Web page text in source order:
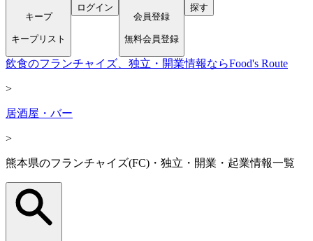
キープ
キープリスト
ログイン
会員登録
無料会員登録
探す
飲食のフランチャイズ、独立・開業情報ならFood's Route
>
居酒屋・バー
>
熊本県のフランチャイズ(FC)・独立・開業・起業情報一覧